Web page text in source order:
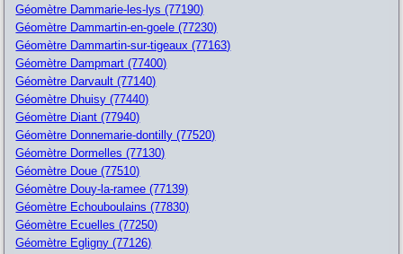
Géomètre Dammarie-les-lys (77190)
Géomètre Dammartin-en-goele (77230)
Géomètre Dammartin-sur-tigeaux (77163)
Géomètre Dampmart (77400)
Géomètre Darvault (77140)
Géomètre Dhuisy (77440)
Géomètre Diant (77940)
Géomètre Donnemarie-dontilly (77520)
Géomètre Dormelles (77130)
Géomètre Doue (77510)
Géomètre Douy-la-ramee (77139)
Géomètre Echouboulains (77830)
Géomètre Ecuelles (77250)
Géomètre Egligny (77126)